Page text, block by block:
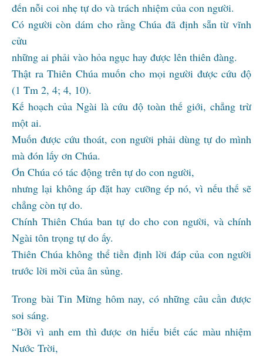
đến nỗi coi nhẹ tự do và trách nhiệm của con người.
Có người còn dám cho rằng Chúa đã định sẵn từ vĩnh
cửu
những ai phải vào hỏa ngục hay được lên thiên đàng.
Thật ra Thiên Chúa muốn cho mọi người được cứu độ
(1 Tm 2, 4; 4, 10).
Kế hoạch của Ngài là cứu độ toàn thế giới, chẳng trừ
một ai.
Muốn được cứu thoát, con người phải dùng tự do mình
mà đón lấy ơn Chúa.
Ơn Chúa có tác động trên tự do con người,
nhưng lại không áp đặt hay cưỡng ép nó, vì nếu thế sẽ
chẳng còn tự do.
Chính Thiên Chúa ban tự do cho con người, và chính
Ngài tôn trọng tự do ấy.
Thiên Chúa không thể tiền định lời đáp của con người
trước lời mời của ân sủng.
Trong bài Tin Mừng hôm nay, có những câu cần được
soi sáng.
“Bởi vì anh em thì được ơn hiểu biết các màu nhiệm
Nước Trời,